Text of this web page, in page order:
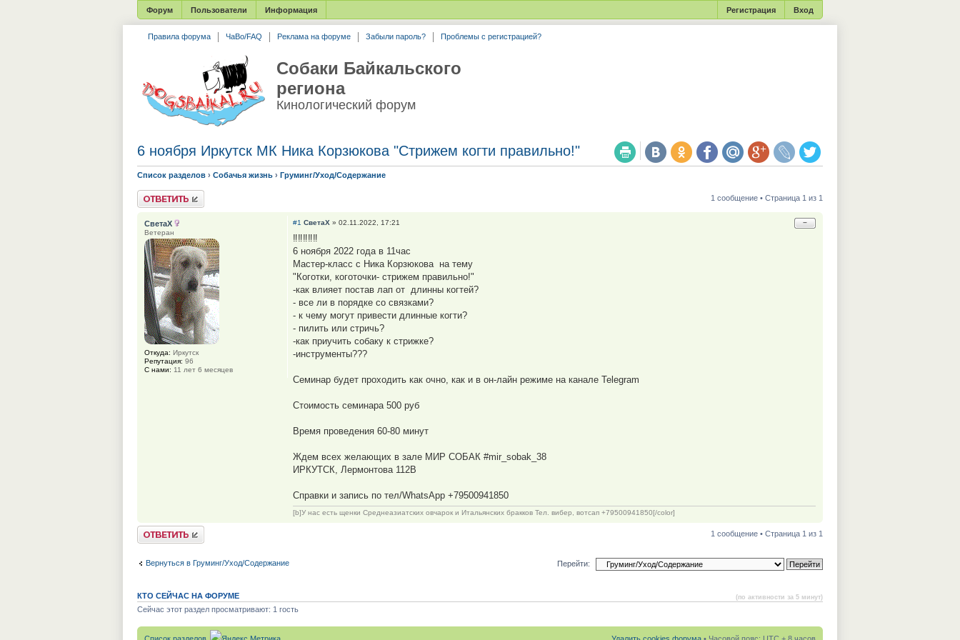
Форум Пользователи Информация Вход
Регистрация
Правила форума ЧаВо/FAQ Реклама на форуме Забыли пароль? Проблемы с регистрацией?
Собаки Байкальского
региона
Кинологический форум
6 ноября Иркутск МК Ника Корзюкова "Стрижем когти правильно!"
Список разделов › Собачья жизнь › Груминг/Уход/Содержание
Ответить 1 сообщение • Страница 1 из 1
−
#1 СветаХ » 02.11.2022, 17:21
‼️‼️‼️‼️‼️
6 ноября 2022 года в 11час
Мастер-класс с Ника Корзюкова на тему
"Коготки, коготочки- стрижем правильно!"
-как влияет постав лап от длинны когтей?
- все ли в порядке со связками?
- к чему могут привести длинные когти?
- пилить или стричь?
-как приучить собаку к стрижке?
-инструменты???
Семинар будет проходить как очно, как и в он-лайн режиме на канале Telegram
Стоимость семинара 500 руб
Время проведения 60-80 минут
Ждем всех желающих в зале МИР СОБАК #mir_sobak_38
ИРКУТСК, Лермонтова 112В
Справки и запись по тел/WhatsApp +79500941850
[b]У нас есть щенки Среднеазиатских овчарок и Итальянских бракков Тел. вибер, вотсап +79500941850[/color]
СветаХ
Ветеран
Откуда: Иркутск
Репутация: 96
С нами: 11 лет 6 месяцев
Ответить 1 сообщение • Страница 1 из 1
Вернуться в Груминг/Уход/Содержание Перейти:
КТО СЕЙЧАС НА ФОРУМЕ (по активности за 5 минут)
Сейчас этот раздел просматривают: 1 гость